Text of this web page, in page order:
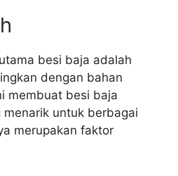
besi baja adalah
dengan bahan
membuat besi baja
untuk berbagai
merupakan faktor